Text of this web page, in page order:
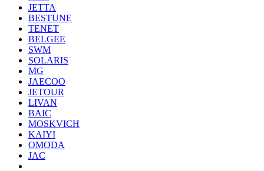
JETTA
BESTUNE
TENET
BELGEE
SWM
SOLARIS
MG
JAECOO
JETOUR
LIVAN
BAIC
MOSKVICH
KAIYI
OMODA
JAC